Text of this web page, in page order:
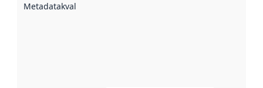
Metadatakvalitet